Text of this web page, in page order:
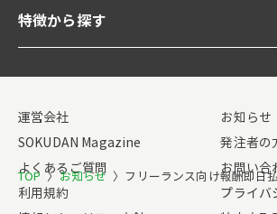
TOP 〉 お知らせ 〉 フリーランス向け報酬即日
特徴から探す
運営会社
お知らせ
SOKUDAN Magazine
発注者の
よくあるご質問
お問い合
利用規約
プライバ